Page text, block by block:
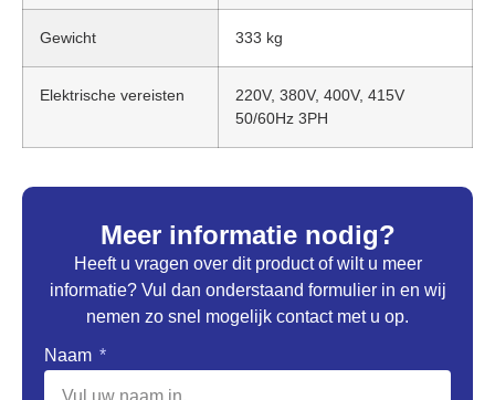
Meer informatie nodig?
Heeft u vragen over dit product of wilt u meer
informatie? Vul dan onderstaand formulier in en wij
nemen zo snel mogelijk contact met u op.
Naam
Gewicht 333 kg
Elektrische vereisten
220V, 380V, 400V, 415V
50/60Hz 3PH